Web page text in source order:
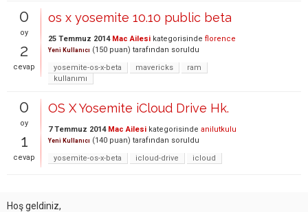
0
oy
2
cevap
os x yosemite 10.10 public beta
25 Temmuz 2014 Mac Ailesi kategorisinde florence
Yeni Kullanıcı (150 puan) tarafından soruldu
yosemite-os-x-beta
mavericks
ram
kullanımı
0
oy
1
cevap
OS X Yosemite iCloud Drive Hk.
7 Temmuz 2014 Mac Ailesi kategorisinde anilutkulu
Yeni Kullanıcı (140 puan) tarafından soruldu
yosemite-os-x-beta
icloud-drive icloud
Hoş geldiniz,